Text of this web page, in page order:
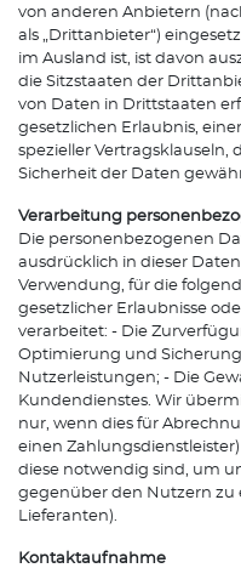
von anderen Anbietern
als „Drittanbieter“)
im Ausland ist, ist davon
die Sitzstaaten der
von Daten in Drittstaaten
gesetzlichen Erlaubnis,
spezieller Vertragsklauseln,
Sicherheit der Daten
Verarbeitung
Die personenbezogenen
ausdrücklich in dieser
Verwendung, für die
gesetzlicher Erlaubnisse
verarbeitet: - Die
Optimierung und
Nutzerleistungen; - Die
Kundendienstes. Wir
nur, wenn dies für
einen
diese notwendig sind, um
gegenüber den Nutzern zu
Lieferanten).
Kontaktaufnahme